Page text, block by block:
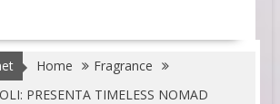
Home
Fragrance
PRESENTA TIMELESS NOMAD